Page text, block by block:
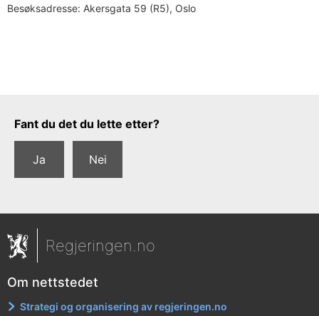
Besøksadresse: Akersgata 59 (R5), Oslo
Tilbakemeldingsskjema
Fant du det du lette etter?
Ja Nei
Regjeringen.no
Om nettstedet
Strategi og organisering av regjeringen.no